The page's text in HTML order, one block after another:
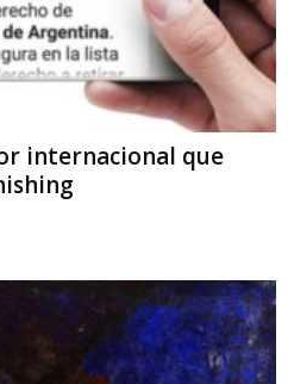
internacional que